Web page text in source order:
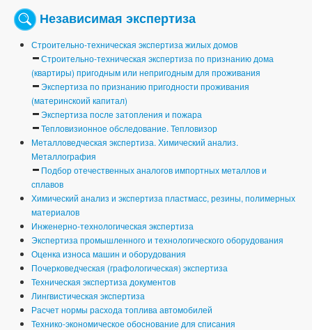
Независимая экспертиза
Строительно-техническая экспертиза жилых домов
Строительно-техническая экспертиза по признанию дома
(квартиры) пригодным или непригодным для проживания
Экспертиза по признанию пригодности проживания
(материнскоий капитал)
Экспертиза после затопления и пожара
Тепловизионное обследование. Тепловизор
Металловедческая экспертиза. Химический анализ.
Металлография
Подбор отечественных аналогов импортных металлов и
сплавов
Химический анализ и экспертиза пластмасс, резины, полимерных
материалов
Инженерно-технологическая экспертиза
Экспертиза промышленного и технологического оборудования
Оценка износа машин и оборудования
Почерковедческая (графологическая) экспертиза
Техническая экспертиза документов
Лингвистическая экспертиза
Расчет нормы расхода топлива автомобилей
Технико-экономическое обоснование для списания